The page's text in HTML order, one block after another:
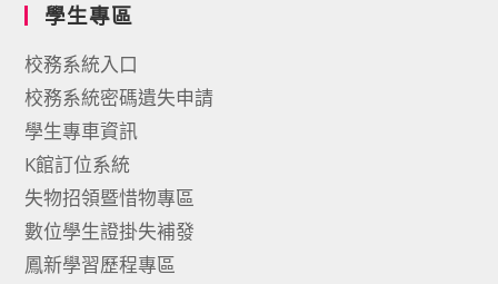
學生專區
校務系統入口
校務系統密碼遺失申請
學生專車資訊
K館訂位系統
失物招領暨惜物專區
數位學生證掛失補發
鳳新學習歷程專區